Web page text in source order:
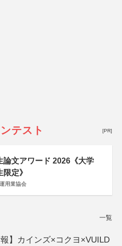
テスト [PR]
論文アワード 2026《大学
定》
用業協会
一覧
報】カインズ×コクヨ×VUILD